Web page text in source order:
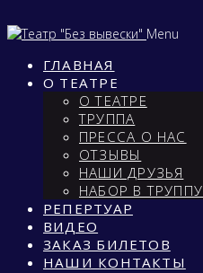
Menu
ГЛАВНАЯ
О ТЕАТРЕ
О ТЕАТРЕ
ТРУППА
ПРЕССА О НАС
ОТЗЫВЫ
НАШИ ДРУЗЬЯ
НАБОР В ТРУППУ
РЕПЕРТУАР
ВИДЕО
ЗАКАЗ БИЛЕТОВ
НАШИ КОНТАКТЫ